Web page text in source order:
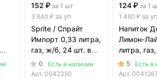
152 ₽ за 1 шт
3 640 ₽ за уп
Sprite / Спрайт
Импорт 0,33 литра,
газ, ж/б, 24 шт. в
уп.0
Есть в наличии
Арт. 0042350
124 ₽ за 1
1 480 ₽ за
Напиток
Лимон-
литра,
12 шт. в
5
Есть в
Арт.